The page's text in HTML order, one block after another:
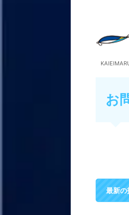
お
最新の